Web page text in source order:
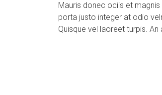
Mauris donec ociis et
porta justo integer at odio
Quisque vel laoreet turpis.